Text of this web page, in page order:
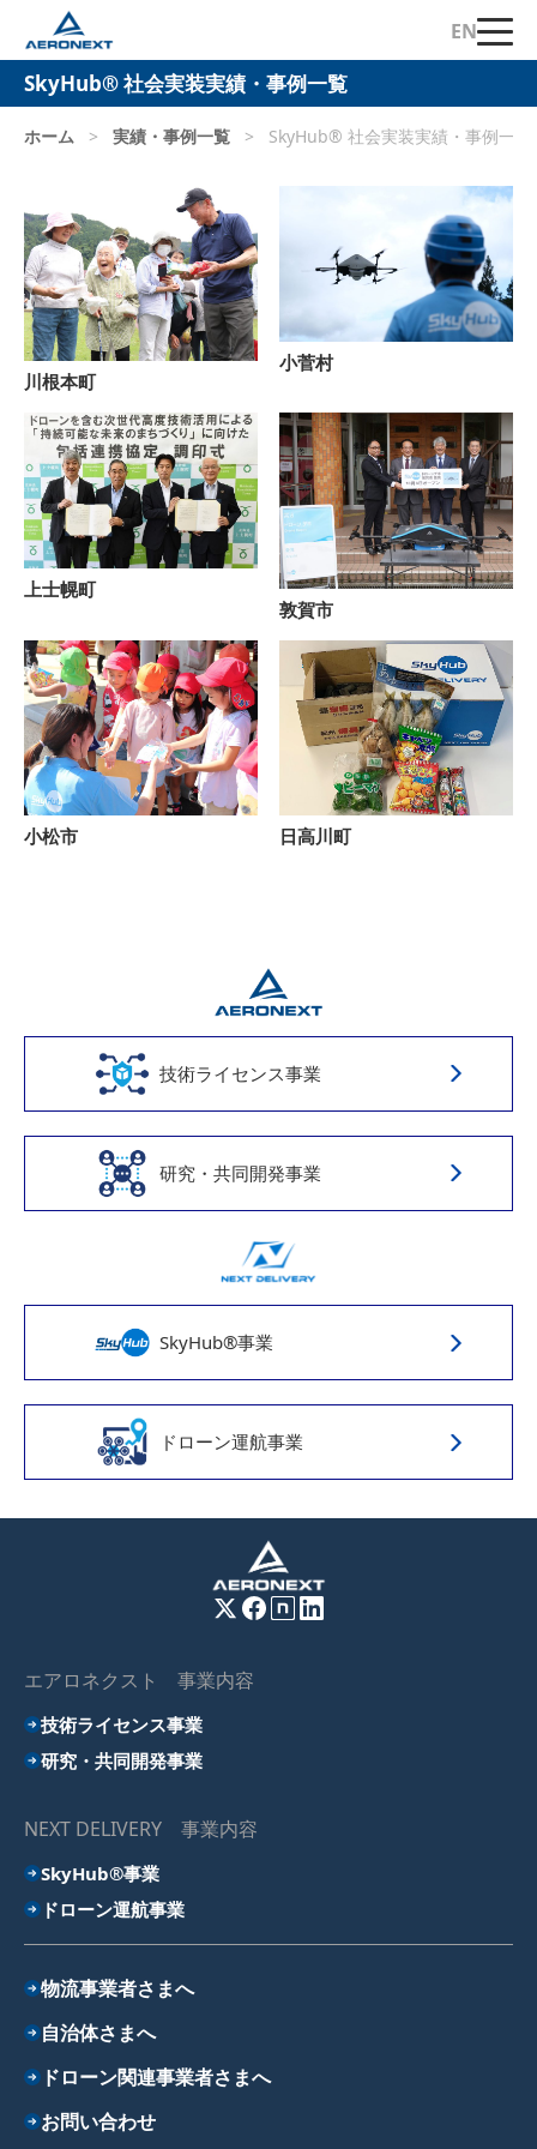
EN
SkyHub® 社会実装実績・事例一覧
ホーム > 実績・事例一覧 > SkyHub® 社会実装実績・事例一覧
川根本町
小菅村
上士幌町
敦賀市
小松市 日高川町
技術ライセンス事業
研究・共同開発事業
SkyHub®事業
ドローン運航事業
エアロネクスト 事業内容
技術ライセンス事業
研究・共同開発事業
NEXT DELIVERY 事業内容
SkyHub®事業
ドローン運航事業
物流事業者さまへ
自治体さまへ
ドローン関連事業者さまへ
お問い合わせ